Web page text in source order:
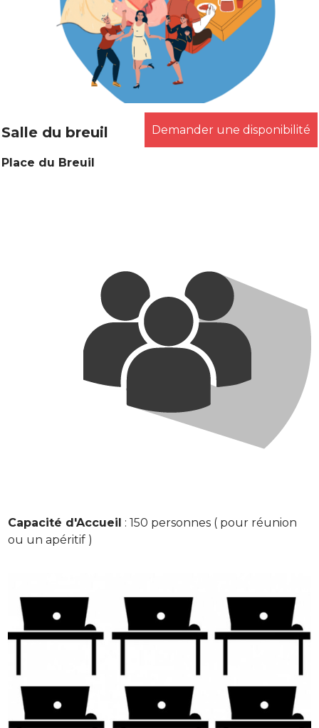
Demander une disponibilité
Salle du breuil
Place du Breuil
Capacité d'Accueil : 150 personnes ( pour réunion
ou un apéritif )